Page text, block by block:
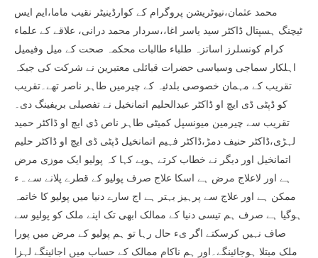
محمد عثمان،نیوٹریشن پروگرام کے کوارڈینیٹر نقیب ماما،ایم ایس
ٹیچنگ ہسپتال ڈاکٹر سید یاسر اغا،،سردار محمد درانی، علاقے کے علماء
کرام کونسلرز اساتزہ طلباء طالبات محکمہ صحت کے میل وفیمیل
اہلکار سماجی وسیاسی حضرات قبائلی معتبرین نے شرکت کی جبکہ
تقریب کے مہمان خصوصی بلدئیہ کے چیرمیں طاہر ناصر تھے۔تقریب
کو ڈپٹی ڈی ایچ او ڈاکٹر عبدالحلیم اتمانخیل نے تفصیلی بریفینگ دی۔
تقریب سے چیرمین میونسپل کمیٹی طاہر ناص ڈی ایچ او ڈاکٹر حمید
لہڑی،ڈاکٹر حنیف دمڑ،ڈاکٹر فہیم اتمانخیل ڈپٹی ڈی ایچ او ڈاکٹر حلیم
اتمانخیل اور دیگر نے خطاب کرتے ہویے کہا کہ پولیو ایک موزی مرض
ہے اور لاعلاج مرض ہے اسکا علاج صرف پولیو کے قطرے پلانے سے ہء
ممکن ہے اور علاج سے پرہیز بہتر ہے اج سارے دنیا میں پولیو کا خاتمہ
ہوگیا ہے صرف ہم تیسی دنیا کے ممالک ابھی تک اپنے ملک کو پولیو سے
صاف نہیں کرسکتے اگر یء حال رہا تو ہم پولیو کے مرض میں پورا
ملک مبتلا ہوجائینگے۔اور ہم ناکام ممالک کے حساب میں اجائینگے لہزا